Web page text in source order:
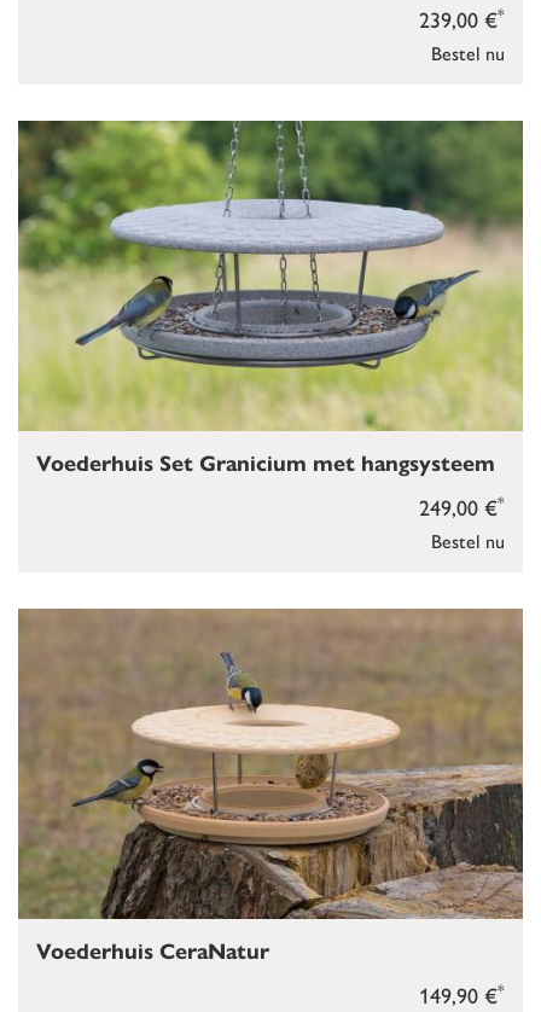
Bestel nu
239,00 €*
Bestel nu
249,00 €*
Voederhuis Set Granicium met hangsysteem
149,90 €*
Voederhuis CeraNatur